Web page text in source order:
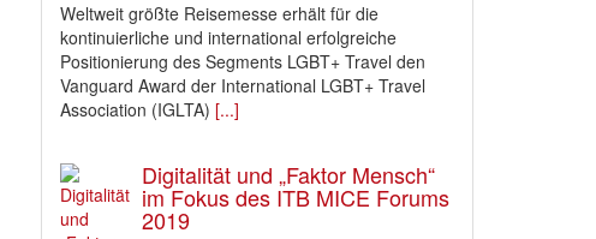
Weltweit größte Reisemesse erhält für die
kontinuierliche und international erfolgreiche
Positionierung des Segments LGBT+ Travel den
Vanguard Award der International LGBT+ Travel
Association (IGLTA) [...]
Digitalität und „Faktor Mensch“
im Fokus des ITB MICE Forums
2019